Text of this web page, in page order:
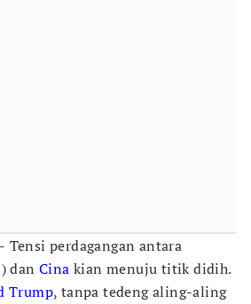
Tensi perdagangan antara
danCina kian menuju titik didih.
Trump, tanpa tedeng aling-aling